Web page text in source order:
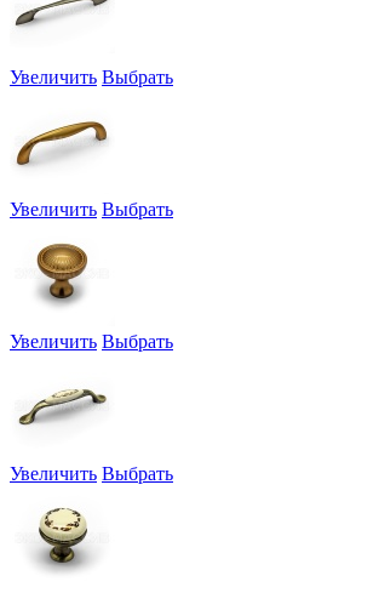
Увеличить Выбрать
Увеличить Выбрать
Увеличить Выбрать
Увеличить Выбрать